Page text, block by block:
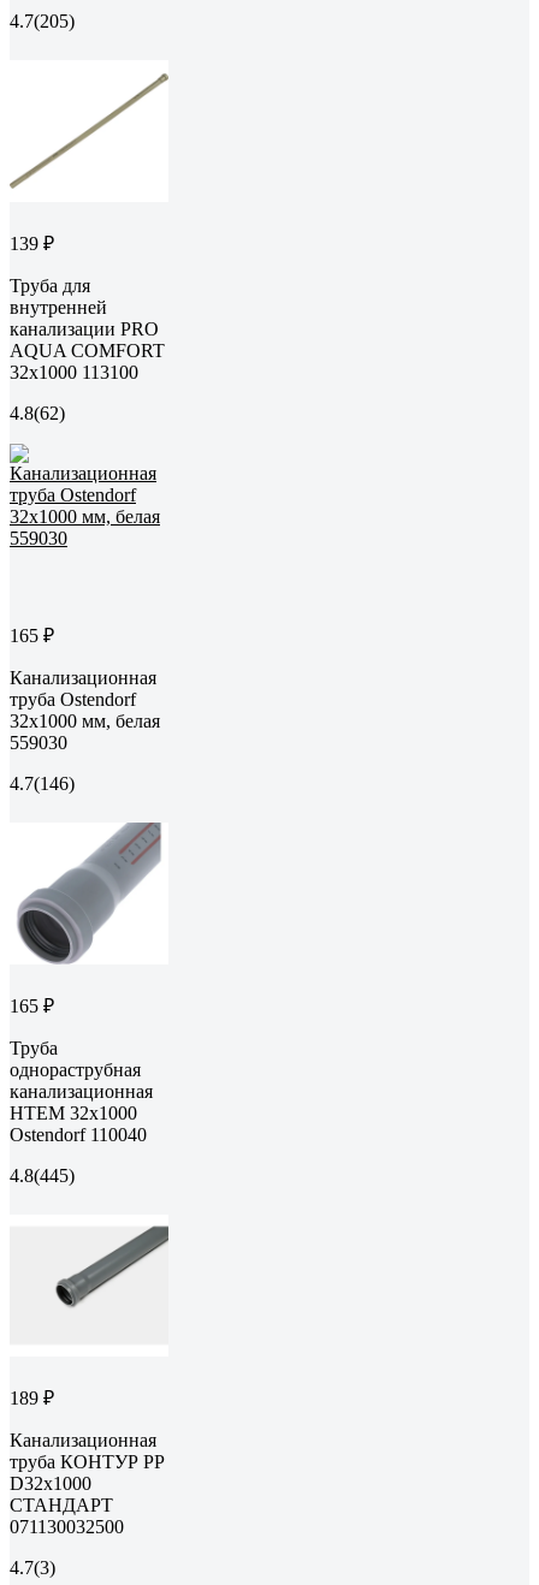
4.7(205)
139 ₽
Труба для
внутренней
канализации PRO
AQUA COMFORT
32x1000 113100
4.8(62)
165 ₽
Канализационная
труба Ostendorf
32х1000 мм, белая
559030
4.7(146)
165 ₽
Труба
однораструбная
канализационная
HTEM 32х1000
Ostendorf 110040
4.8(445)
189 ₽
Канализационная
труба КОНТУР РР
D32x1000
СТАНДАРТ
071130032500
4.7(3)